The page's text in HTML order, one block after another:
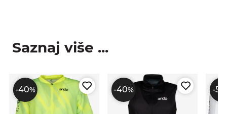
Saznaj više ...
-40% -40% -50